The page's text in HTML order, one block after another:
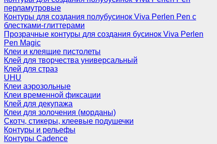
перламутровые
Контуры для создания полубусинок Viva Perlen Pen с
блестками-глиттерами
Прозрачные контуры для создания бусинок Viva Perlen
Pen Magic
Клеи и клеящие пистолеты
Клей для творчества универсальный
Клей для страз
UHU
Клеи аэрозольные
Клеи временной фиксации
Клей для декупажа
Клеи для золочения (морданы)
Скотч, стикеры, клеевые подушечки
Контуры и рельефы
Контуры Cadence